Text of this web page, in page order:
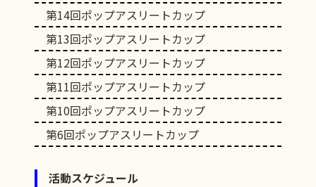
第14回ポップアスリートカップ
第13回ポップアスリートカップ
第12回ポップアスリートカップ
第11回ポップアスリートカップ
第10回ポップアスリートカップ
第6回ポップアスリートカップ
活動スケジュール